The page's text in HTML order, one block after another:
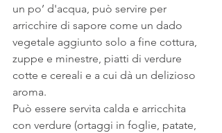
un po’ d'acqua, può servire per
arricchire di sapore come un dado
vegetale aggiunto solo a fine cottura,
zuppe e minestre, piatti di verdure
cotte e cereali e a cui dà un delizioso
aroma.
Può essere servita calda e arricchita
con verdure (ortaggi in foglie, patate,